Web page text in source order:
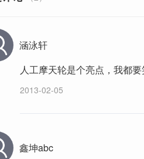
涵泳轩
人工摩天轮是个亮点，我都
2013-02-05
鑫坤abc